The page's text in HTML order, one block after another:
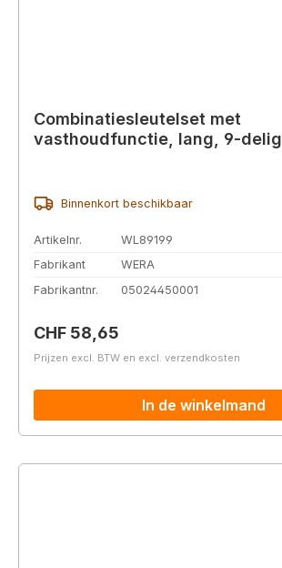
Combinatiesleutelset met
vasthoudfunctie, lang, 9-delig
Binnenkort beschikbaar
Artikelnr.
WL89199
Fabrikant
WERA
Fabrikantnr.
05024450001
Normale prijs:
CHF 58,65
Prijzen excl. BTW en excl. verzendkosten
In de winkelmand